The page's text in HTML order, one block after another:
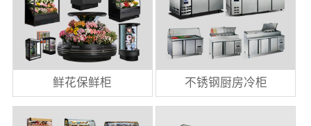
鲜花保鲜柜 不锈钢厨房冷柜